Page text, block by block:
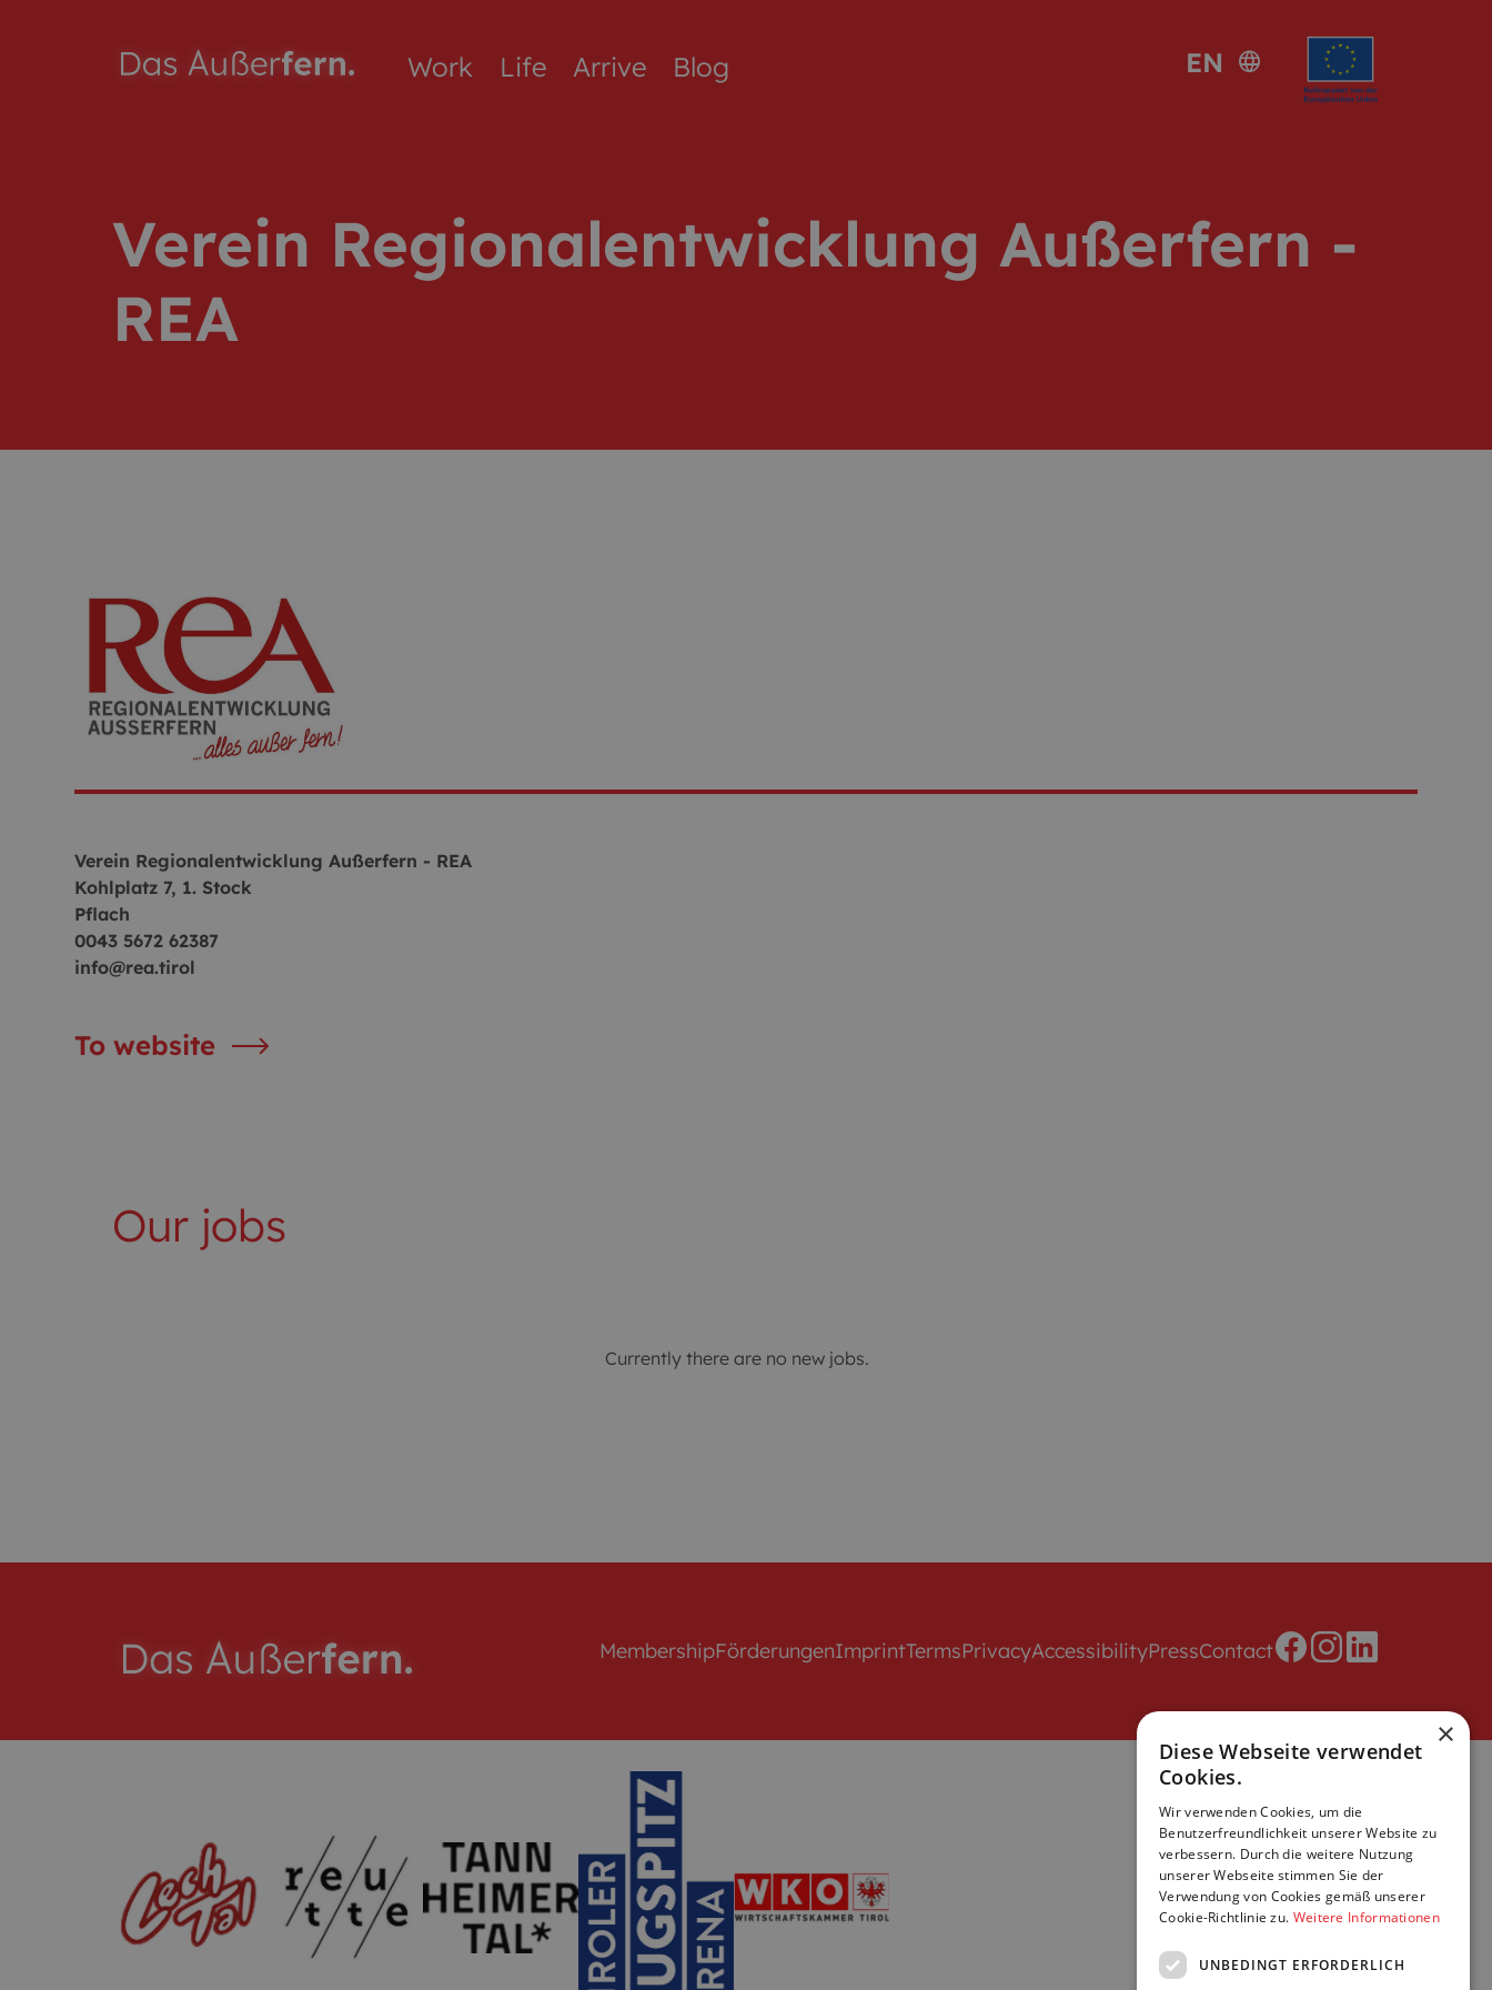
Work Life Arrive Blog EN language
Verein Regionalentwicklung Außerfern -
REA
Verein Regionalentwicklung Außerfern - REA
Kohlplatz 7, 1. Stock
Pflach
0043 5672 62387
info@rea.tirol
To website
Our jobs
Currently there are no new jobs.
MembershipFörderungenImprintTermsPrivacyAccessibilityPressContact
×
Diese Webseite verwendet
Cookies.
Wir verwenden Cookies, um die
Benutzerfreundlichkeit unserer Website zu
verbessern. Durch die weitere Nutzung
unserer Webseite stimmen Sie der
Verwendung von Cookies gemäß unserer
Cookie-Richtlinie zu. Weitere Informationen
UNBEDINGT ERFORDERLICH